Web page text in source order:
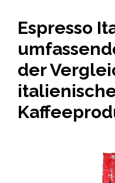
Espresso
der